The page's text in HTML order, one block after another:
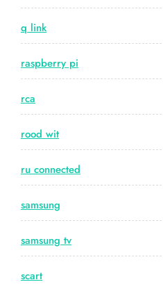
q link
raspberry pi
rca
rood wit
ru connected
samsung
samsung tv
scart